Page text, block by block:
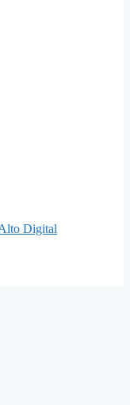
Digital